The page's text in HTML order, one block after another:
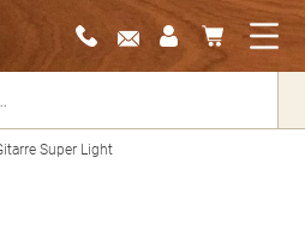
Super Light